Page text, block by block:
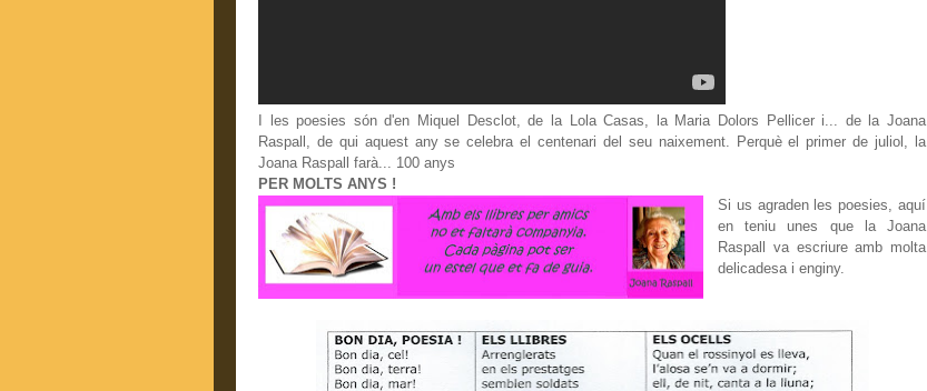
I les poesies són d'en Miquel Desclot, de la Lola Casas, la Maria Dolors Pellicer i... de la Joana
Raspall, de qui aquest any se celebra el centenari del seu naixement. Perquè el primer de juliol, la
Joana Raspall farà... 100 anys
PER MOLTS ANYS !
Si us agraden les poesies, aquí
en teniu unes que la Joana
Raspall va escriure amb molta
delicadesa i enginy.